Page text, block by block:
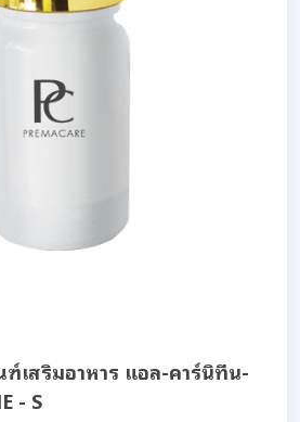
เสริมอาหาร แอล-คาร์นิทีน-
- S